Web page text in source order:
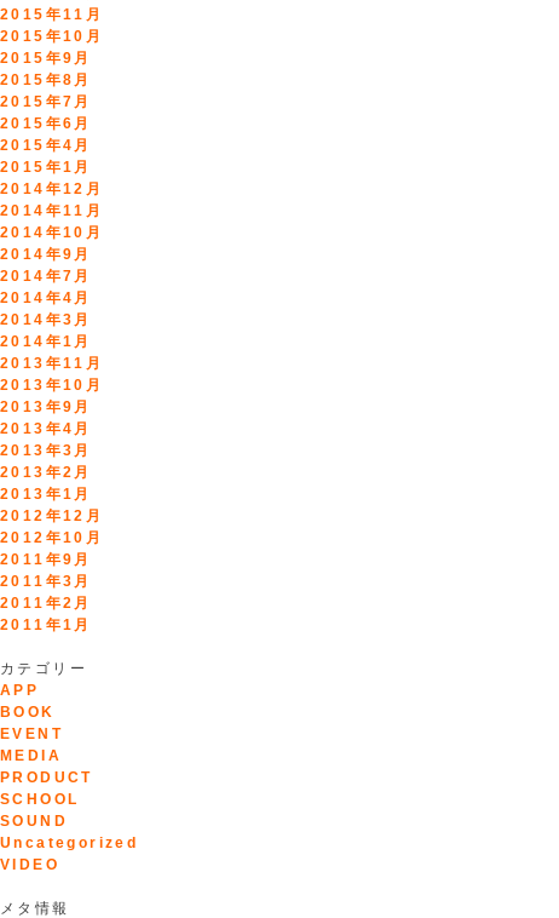
2015年11月
2015年10月
2015年9月
2015年8月
2015年7月
2015年6月
2015年4月
2015年1月
2014年12月
2014年11月
2014年10月
2014年9月
2014年7月
2014年4月
2014年3月
2014年1月
2013年11月
2013年10月
2013年9月
2013年4月
2013年3月
2013年2月
2013年1月
2012年12月
2012年10月
2011年9月
2011年3月
2011年2月
2011年1月
カテゴリー
APP
BOOK
EVENT
MEDIA
PRODUCT
SCHOOL
SOUND
Uncategorized
VIDEO
メタ情報